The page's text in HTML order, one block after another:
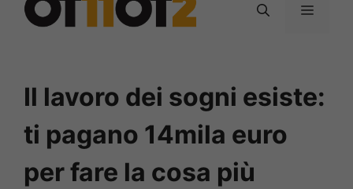
contenuto
MENU
Il lavoro dei sogni esiste:
ti pagano 14mila euro
per fare la cosa più